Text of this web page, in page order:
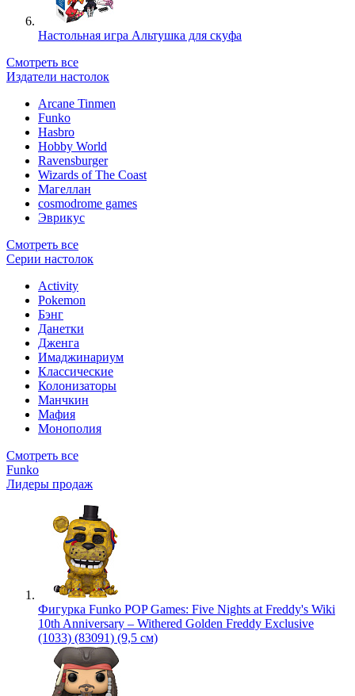
Настольная игра Альтушка для скуфа
Смотреть все
Издатели настолок
Arcane Tinmen
Funko
Hasbro
Hobby World
Ravensburger
Wizards of The Coast
Магеллан
сosmodrome games
Эврикус
Смотреть все
Серии настолок
Activity
Pokemon
Бэнг
Данетки
Дженга
Имаджинариум
Классические
Колонизаторы
Манчкин
Мафия
Монополия
Смотреть все
Funko
Лидеры продаж
Фигурка Funko POP Games: Five Nights at Freddy's Wiki
10th Anniversary – Withered Golden Freddy Exclusive
(1033) (83091) (9,5 см)